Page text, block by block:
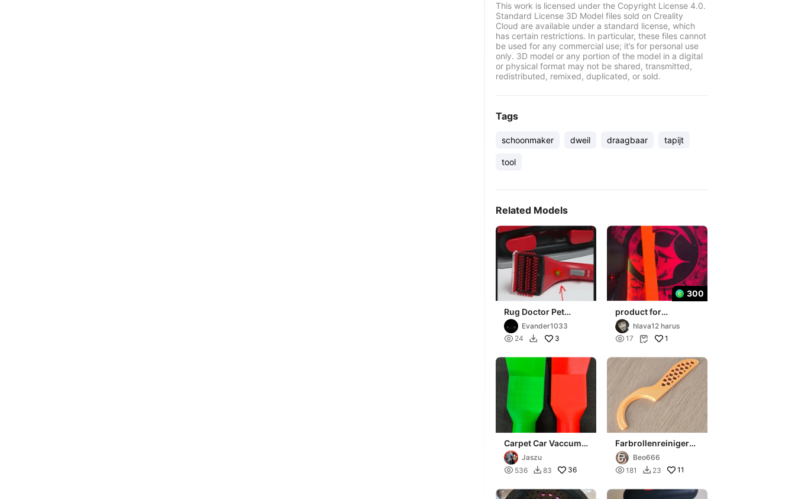
This work is licensed under the Copyright License 4.0.
Standard License 3D Model files sold on Creality
Cloud are available under a standard license, which
has certain restrictions. In particular, these files cannot
be used for any commercial use; it’s for personal use
only. 3D model or any portion of the model in a digital
or physical format may not be shared, transmitted,
redistributed, remixed, duplicated, or sold.
Tags
schoonmaker dweil draagbaar tapijt
tool
Related Models
Rug Doctor Pet
Portable Carpet
Cleaner Nozzle
Evander1033
 24  3
300
product for
removing carpet
hlava12 harus
 17  1
Carpet Car Vaccum
Hoover Nozzle Clean
Parkside Lidl Comb
Jaszu
 536  83 36
Farbrollenreiniger
Malerrolle
Renovierung
Beo666
 181  23 11